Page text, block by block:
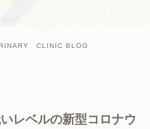
CLINIC BLOG
レベルの新型コロナウ